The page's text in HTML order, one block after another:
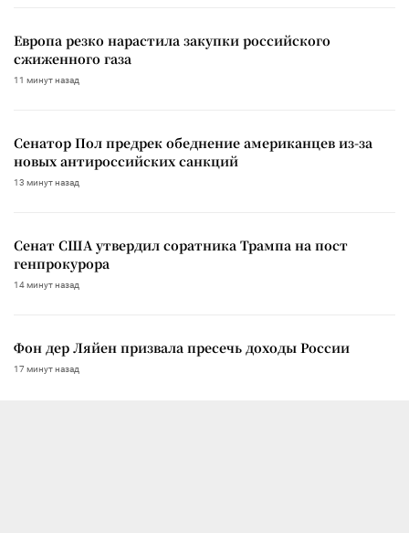
Европа резко нарастила закупки российского
сжиженного газа
11 минут назад
Сенатор Пол предрек обеднение американцев из-за
новых антироссийских санкций
13 минут назад
Сенат США утвердил соратника Трампа на пост
генпрокурора
14 минут назад
Фон дер Ляйен призвала пресечь доходы России
17 минут назад